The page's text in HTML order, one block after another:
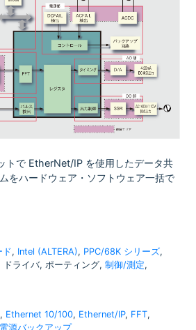
トで EtherNet/IP を使用したデータ共
をハードウェア・ソフトウェア一括で
ド, Intel (ALTERA), PPC/68K シリーズ,
ドライバ, ポーティング, 制御/測定,
, Ethernet 10/100, Ethernet/IP, FFT,
電源バックアップ